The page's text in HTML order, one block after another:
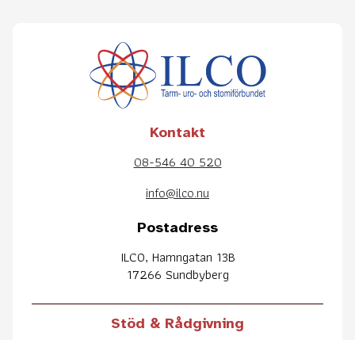
Kontakt
08-546 40 520
info@ilco.nu
Postadress
ILCO, Hamngatan 13B
17266 Sundbyberg
Stöd & Rådgivning